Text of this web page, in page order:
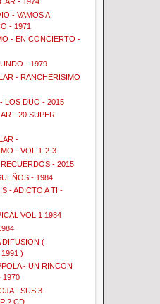
- VAMOS A
- 1971
- EN CONCIERTO -
- 1979
- RANCHERISIMO
LOS DUO - 2015
- 20 SUPER
-
- VOL 1-2-3
- 2015
- 1984
- ADICTO A TI -
VOL 1 1984
DIFUSION (
)
- UN RINCON
1970
- SUS 3
2 CD